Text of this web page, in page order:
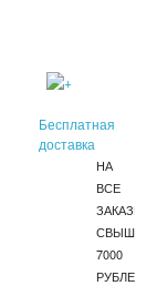
Бесплатная
доставка
НА
ВСЕ
ЗАКАЗЫ
СВЫШЕ
7000
РУБЛЕЙ